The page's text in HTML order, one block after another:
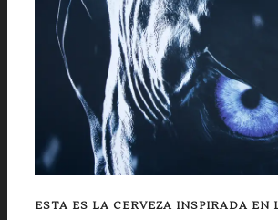
ESTA ES LA CERVEZA INSPIRADA EN